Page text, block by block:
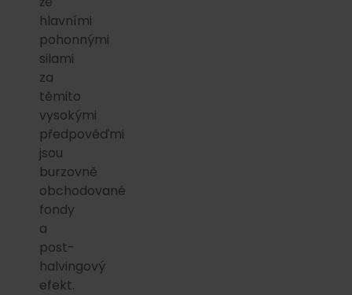
hlavními
pohonnými
silami
za
těmito
vysokými
předpověďmi
jsou
burzovně
obchodované
fondy
a
post-
halvingový
efekt.